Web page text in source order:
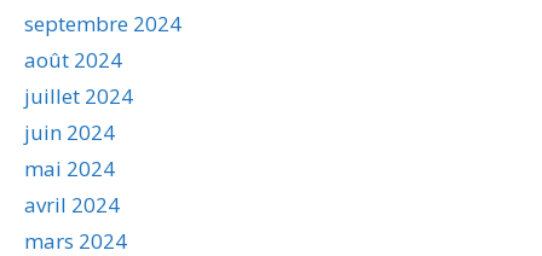
septembre 2024
août 2024
juillet 2024
juin 2024
mai 2024
avril 2024
mars 2024